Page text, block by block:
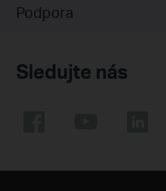
Podpora
Sledujte nás